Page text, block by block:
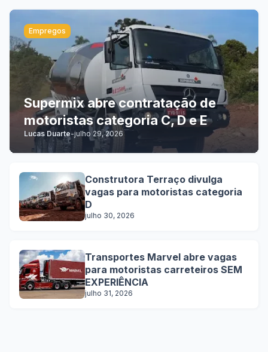
Empregos
Supermix abre contratação de
motoristas categoria C, D e E
Lucas Duarte-julho 29, 2026
Construtora Terraço divulga
vagas para motoristas categoria
D
julho 30, 2026
Transportes Marvel abre vagas
para motoristas carreteiros SEM
EXPERIÊNCIA
julho 31, 2026